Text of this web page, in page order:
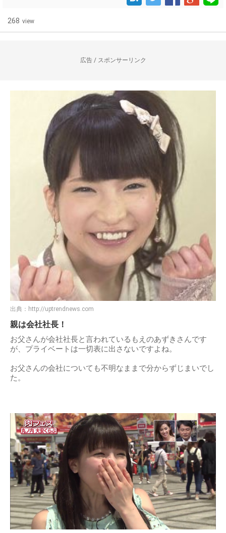
268 view
広告 / スポンサーリンク
出典： http://uptrendnews.com
親は会社社長！
お父さんが会社社長と言われているもえのあずきさんです
が、プライベートは一切表に出さないですよね。
お父さんの会社についても不明なままで分からずじまいでし
た。